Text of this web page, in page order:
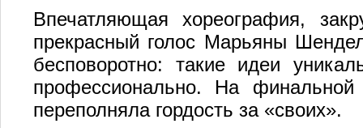
Впечатляющая хореография,
прекрасный голос Марьяны
бесповоротно: такие идеи
профессионально. На
переполняла гордость за «своих».